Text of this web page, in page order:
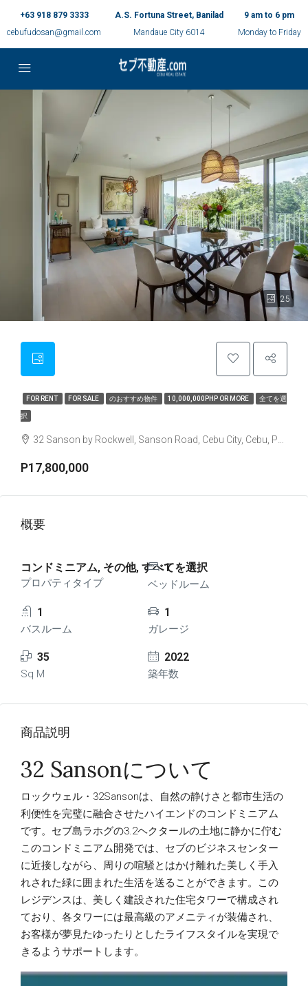
+63 918 879 3333
cebufudosan@gmail.com
A.S. Fortuna Street, Banilad
Mandaue City 6014
9 am to 6 pm
Monday to Friday
25
FOR RENT FOR SALE のおすすめ物件 10,000,000PHP OR MORE 全てを選
択
32 Sanson by Rockwell, Sanson Road, Cebu City, Cebu, Philippines
P17,800,000
概要
コンドミニアム, その他, すべてを選択
プロパティタイプ
1
ベッドルーム
1
バスルーム
1
ガレージ
35
Sq M
2022
築年数
商品説明
32 Sansonについて
ロックウェル・32Sansonは、自然の静けさと都市生活の
利便性を完璧に融合させたハイエンドのコンドミニアム
です。セブ島ラホグの3.2ヘクタールの土地に静かに佇む
このコンドミニアム開発では、セブのビジネスセンター
に近接しながら、周りの喧騒とはかけ離れた美しく手入
れされた緑に囲まれた生活を送ることができます。この
レジデンスは、美しく建設された住宅タワーで構成され
ており、各タワーには最高級のアメニティが装備され、
お客様が夢見たゆったりとしたライフスタイルを実現で
きるようサポートします。